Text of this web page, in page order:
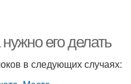
его делать
в следующих случаях: